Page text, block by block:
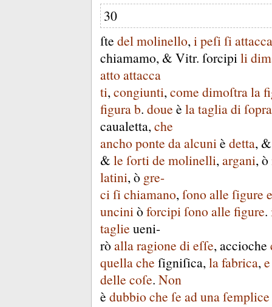
30
ſte del molinello, i peſi ſi
chiamamo, & Vitr. ſorcipi li
attoattacca
ti, congiunti, come dimoſtrala
figurab. doue è latagliadi ſopra
caualetta, che
anchoponte daalcuni è detta,
& le ſorti de molinelli, argani, ò
latini, ò gre-
ci ſi chiamano, ſonoalle ſigure e
uncini òforcipi ſonoalle figure.
taglie ueni-
ròallaragione di eſſe, accioche
quellache ſigniſica, lafabrica, e
delle coſe. Non
è dubbioche ſe aduna ſemplice